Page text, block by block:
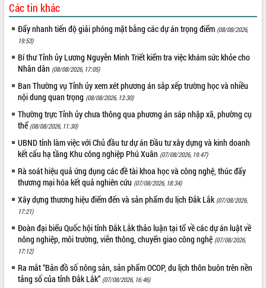
tâm Phục vụ hành chính công xã Ea
Xây dựng nền hành chính số đồng
Giai đoạn 2026-2030, Đắk Lắk phấn
đấu có 77% xã đạt chuẩn nông thôn
mới
Chuyển đổi số 'mở đường' cho nông
nghiệp Đắk Lắk tăng trưởng bứt phá
Triển khai đồng bộ đo đạc, lập hồ sơ
địa chính, hoàn thiện cơ sở dữ liệu đất
đai
Ứng dụng sinh trắc học - Bước tiến
trong hành trình chuyển đổi số tại Đắk
Đắk Lắk nâng cao hiệu quả công tác
Đảng từ Sổ tay đảng viên điện tử
Đắk Lắk đẩy mạnh nuôi biển công
nghệ, hướng tới phát triển thủy sản
bền vững
Tập huấn nâng cao năng lực triển khai
chuyển đổi số cho cán bộ, công chức
Các tin khác
Đẩy nhanh tiến độ giải phóng mặt bằng các dự án trọng điểm (08/08/2026,
19:53)
Bí thư Tỉnh ủy Lương Nguyễn Minh Triết kiểm tra việc khám sức khỏe cho
Nhân dân (08/08/2026, 17:05)
Ban Thường vụ Tỉnh ủy xem xét phương án sắp xếp trường học và nhiều
nội dung quan trọng (08/08/2026, 13:30)
Thường trực Tỉnh ủy chưa thông qua phương án sáp nhập xã, phường cụ
thể (08/08/2026, 11:30)
UBND tỉnh làm việc với Chủ đầu tư dự án Đầu tư xây dựng và kinh doanh
kết cấu hạ tầng Khu công nghiệp Phú Xuân (07/08/2026, 19:47)
Rà soát hiệu quả ứng dụng các đề tài khoa học và công nghệ, thúc đẩy
thương mại hóa kết quả nghiên cứu (07/08/2026, 18:34)
Xây dựng thương hiệu điểm đến và sản phẩm du lịch Đắk Lắk (07/08/2026,
17:21)
Đoàn đại biểu Quốc hội tỉnh Đắk Lắk thảo luận tại tổ về các dự án luật về
nông nghiệp, môi trường, viễn thông, chuyển giao công nghệ (07/08/2026,
17:12)
Ra mắt “Bản đồ số nông sản, sản phẩm OCOP, du lịch thôn buôn trên nền
tảng số của tỉnh Đắk Lắk” (07/08/2026, 16:46)